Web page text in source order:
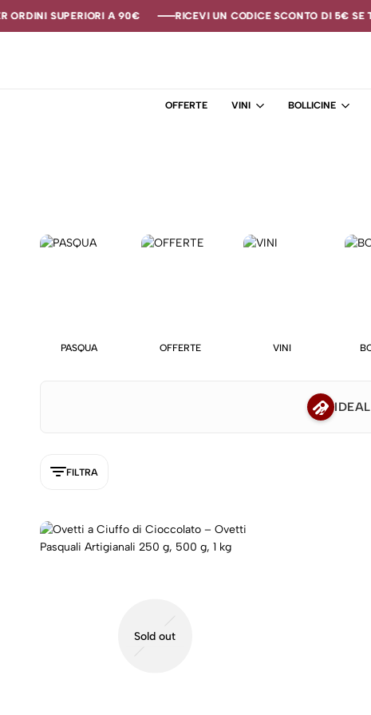
SUPERIORI A 90€ RICEVI UN CODICE SCONTO DI 5€ SE TI
SUPERIORI A 90€ RICEVI UN CODICE SCONTO DI 5€ SE TI
SUPERIORI A 90€ RICEVI UN CODICE SCONTO DI 5€ SE TI
OFFERTE VINI BOLLICINE
PASQUA OFFERTE VINI
FILTRA
Sold out